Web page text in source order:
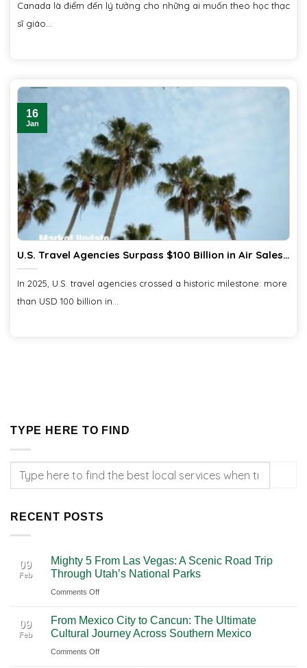
Canada là điểm đến lý tưởng cho những ai muốn theo học thạc
sĩ giáo...
U.S. Travel Agencies Surpass $100 Billion in Air Sales:
What This Milestone Signals for Vietnam’s Travel
Market and Platforms like Ciiclo
In 2025, U.S. travel agencies crossed a historic milestone: more
than USD 100 billion in...
16
Jan
TYPE HERE TO FIND
RECENT POSTS
09
Feb
Mighty 5 From Las Vegas: A Scenic Road Trip
Through Utah’s National Parks
Comments Offon
5
From
Las
09
Feb
From Mexico City to Cancun: The Ultimate
Cultural Journey Across Southern Mexico
Comments Offon